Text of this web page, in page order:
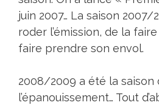
juin 2007… La saison
roder l’émission, de la
faire prendre son envol.
2008/2009 a été la saison
l’épanouissement… Tout